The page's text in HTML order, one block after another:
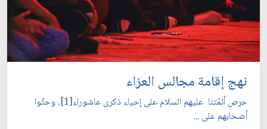
نهج إقامة مجالس العزاء
حرص أئمّتنا عليهم السلام على إحياء ذكرى عاشوراء[1]، وحثّوا
أصحابهم على ...